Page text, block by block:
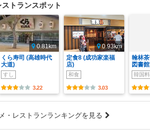
トランスポット
0.81km
くら寿司 (高雄時代
大道)
すし
3.22
0.93km
定食8 (成功家楽福
店)
和食
3.03
翰林
図書
韓国
・レストランランキングを見る